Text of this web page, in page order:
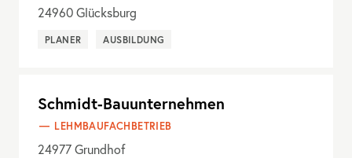
24960 Glücksburg
PLANER AUSBILDUNG
Schmidt-Bauunternehmen
LEHMBAUFACHBETRIEB
24977 Grundhof